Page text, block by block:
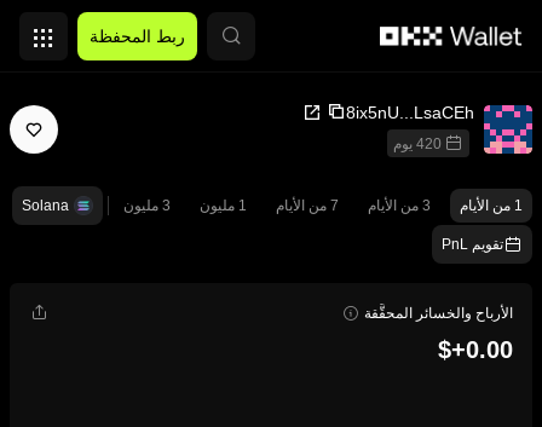
ربط المحفظة
8ix5nU...LsaCEh
420 يوم
1 من الأيام 3 من الأيام 7 من الأيام 1 مليون 3 مليون Solana
تقويم PnL
الأرباح والخسائر المحقَّقة